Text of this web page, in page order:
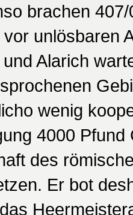
brachen
unlösbaren
Alarich
wenig
4000
des
Er bot